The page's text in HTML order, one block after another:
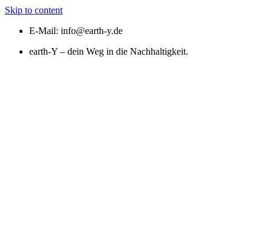
Skip to content
E-Mail: info@earth-y.de
earth-Y – dein Weg in die Nachhaltigkeit.